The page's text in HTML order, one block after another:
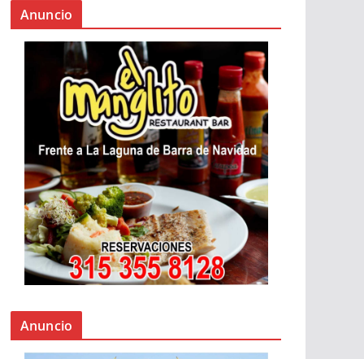
Anuncio
Anuncio